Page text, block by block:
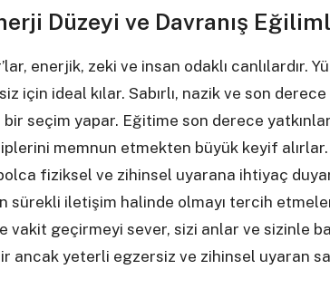
Düzeyi ve Davranış
enerjik, zeki ve insan odaklı canlılardır.
için ideal kılar. Sabırlı, nazik ve son
seçim yapar. Eğitime son derece
memnun etmekten büyük keyif alırlar.
fiziksel ve zihinsel uyarana ihtiyaç
sürekli iletişim halinde olmayı tercih
vakit geçirmeyi sever, sizi anlar ve sizinle
ancak yeterli egzersiz ve zihinsel uyaran